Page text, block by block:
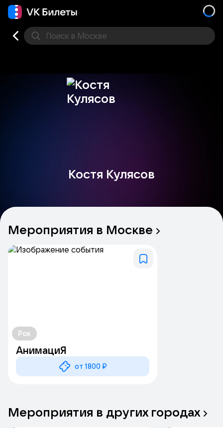
Поиск в Москве
Костя Кулясов
Мероприятия в Москве
Рок
АнимациЯ
от 1800 ₽
Мероприятия в других городах